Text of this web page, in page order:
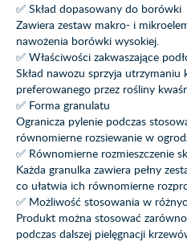
✅ Skład dopasowany do borówki
Zawiera zestaw makro- i
nawożenia borówki wysokiej.
✅ Właściwości zakwaszające
Skład nawozu sprzyja utrzymaniu
preferowanego przez rośliny
✅ Forma granulatu
Ogranicza pylenie podczas
równomierne rozsiewanie w
✅ Równomierne rozmieszczenie
Każda granulka zawiera pełny
co ułatwia ich równomierne
✅ Możliwość stosowania w
Produkt można stosować
podczas dalszej pielęgnacji